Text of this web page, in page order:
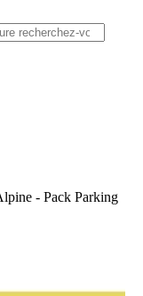
- Pack Parking